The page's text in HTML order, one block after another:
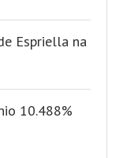
Espriella na
10.488%